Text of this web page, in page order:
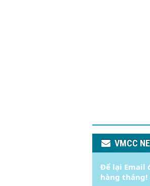
VMCC
Để lại Email
hàng tháng!